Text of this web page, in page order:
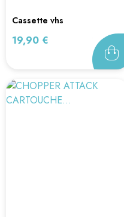
cassette vhs
Prix
19,90 €